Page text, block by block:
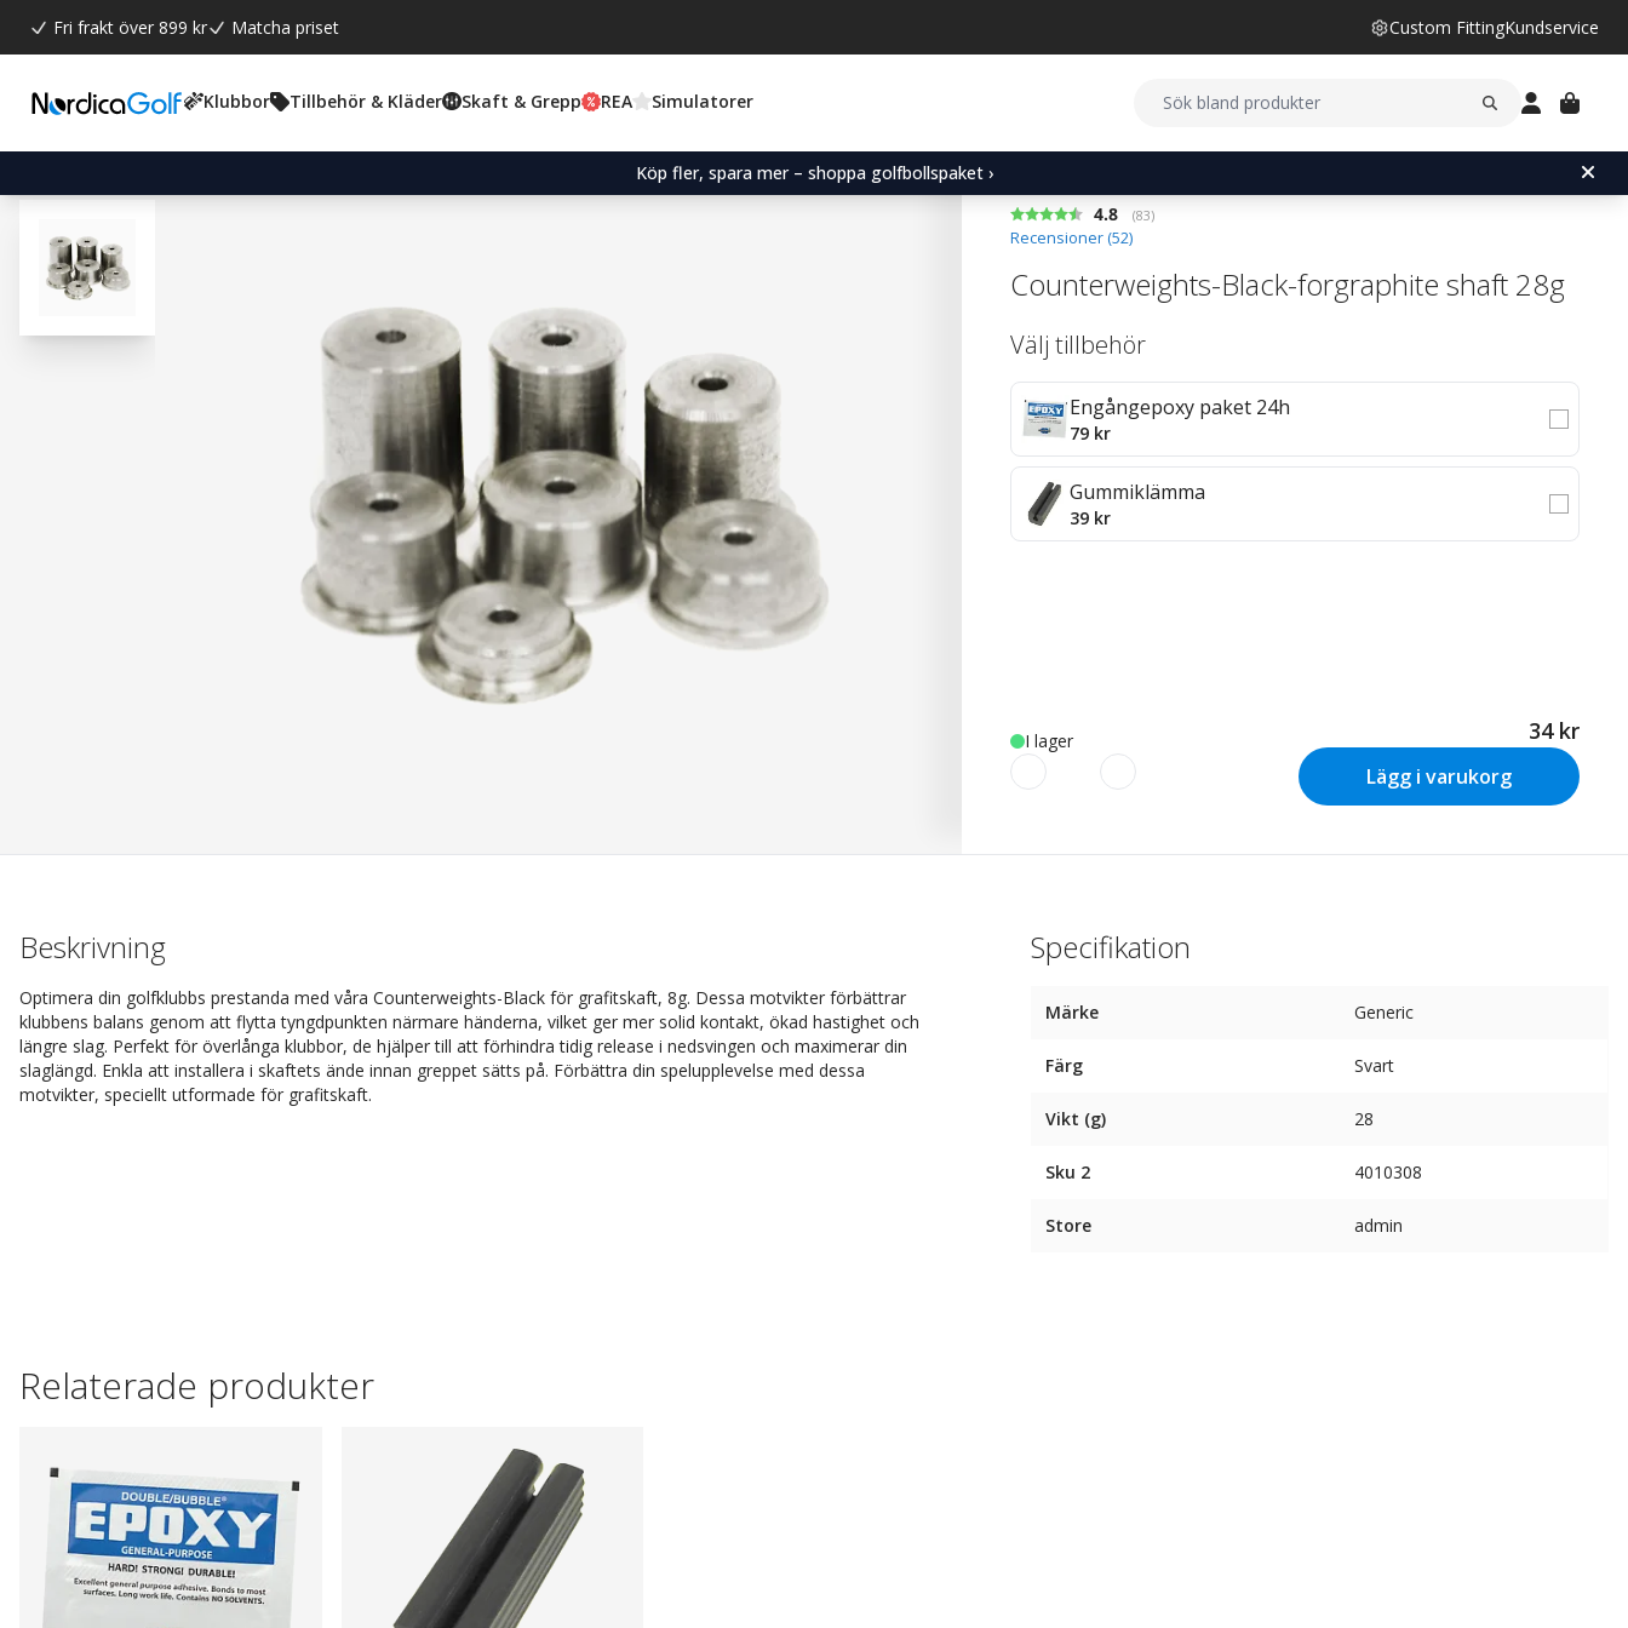
Fri frakt över 899 kr Matcha priset Custom FittingKundservice
Klubbor Tillbehör & Kläder Skaft & Grepp REA Simulatorer
Köp fler, spara mer – shoppa golfbollspaket ›
Snittbetyg:
4.8 (röster:
83)
Recensioner (52)
Counterweights-Black-forgraphite shaft 28g
Välj tillbehör
Engångepoxy paket 24h
79 kr
Gummiklämma
39 kr
I lager 34 kr
Lägg i varukorg
Beskrivning
Optimera din golfklubbs prestanda med våra Counterweights-Black för grafitskaft, 8g. Dessa motvikter förbättrar
klubbens balans genom att flytta tyngdpunkten närmare händerna, vilket ger mer solid kontakt, ökad hastighet och
längre slag. Perfekt för överlånga klubbor, de hjälper till att förhindra tidig release i nedsvingen och maximerar din
slaglängd. Enkla att installera i skaftets ände innan greppet sätts på. Förbättra din spelupplevelse med dessa
motvikter, speciellt utformade för grafitskaft.
Specifikation
Märke Generic
Färg Svart
Vikt (g) 28
Sku 2 4010308
Store admin
Relaterade produkter